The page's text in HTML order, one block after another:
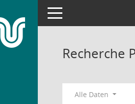
Toggle navigation
Recherche
Alle Daten